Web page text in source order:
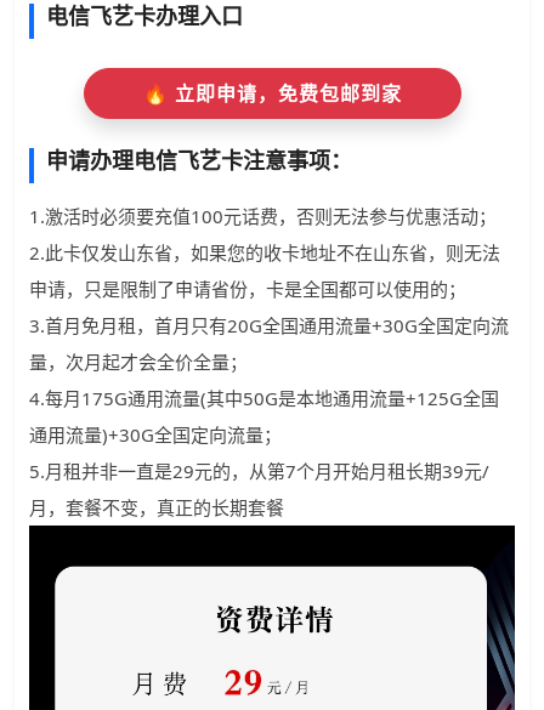
电信飞艺卡办理入口
🔥 立即申请，免费包邮到家
申请办理电信飞艺卡注意事项：
1.激活时必须要充值100元话费，否则无法参与优惠活动；
2.此卡仅发山东省，如果您的收卡地址不在山东省，则无法
申请，只是限制了申请省份，卡是全国都可以使用的；
3.首月免月租，首月只有20G全国通用流量+30G全国定向流
量，次月起才会全价全量；
4.每月175G通用流量(其中50G是本地通用流量+125G全国
通用流量)+30G全国定向流量；
5.月租并非一直是29元的，从第7个月开始月租长期39元/
月，套餐不变，真正的长期套餐